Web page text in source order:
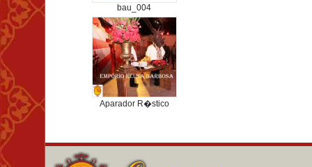
bau_004
Aparador R�stico